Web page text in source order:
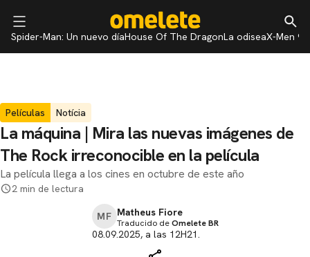
Spider-Man: Un nuevo díaHouse Of The DragonLa odiseaX-Men 97
Películas Notícia
La máquina | Mira las nuevas imágenes de
The Rock irreconocible en la película
La película llega a los cines en octubre de este año
2 min de lectura
MF Matheus Fiore
Traducido deOmelete BR
08.09.2025, a las 12H21.